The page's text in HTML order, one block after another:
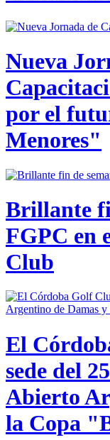
Nueva
por el
Menores"
Brillante
FGPC en
Club
El
sede del
Abierto
la Copa